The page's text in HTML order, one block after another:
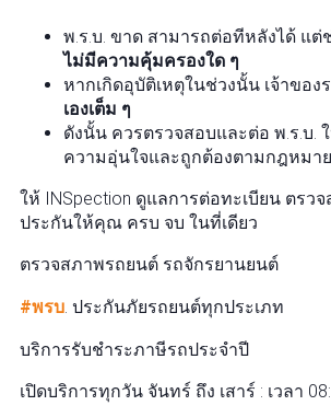
พ.ร.บ. ขาด สามารถต่อทีหลังได้ แต่
ไม่มีความคุ้มครองใด ๆ
หากเกิดอุบัติเหตุในช่วงนั้น เจ้าของ
เองเต็ม ๆ
ดังนั้น ควรตรวจสอบและต่อ พ.ร.บ.
ความอุ่นใจและถูกต้องตามกฎหมาย
ให้ INSpection ดูแลการต่อทะเบียน ตรว
ประกันให้คุณ ครบ จบ ในที่เดียว
ตรวจสภาพรถยนต์ รถจักรยานยนต์
#พรบ. ประกันภัยรถยนต์ทุกประเภท
บริการรับชำระภาษีรถประจำปี
เปิดบริการทุกวัน จันทร์ ถึง เสาร์ : เวลา